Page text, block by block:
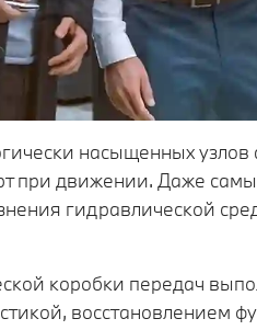
насыщенных узлов
при движении. Даже
гидравлической
коробки передач
восстановлением